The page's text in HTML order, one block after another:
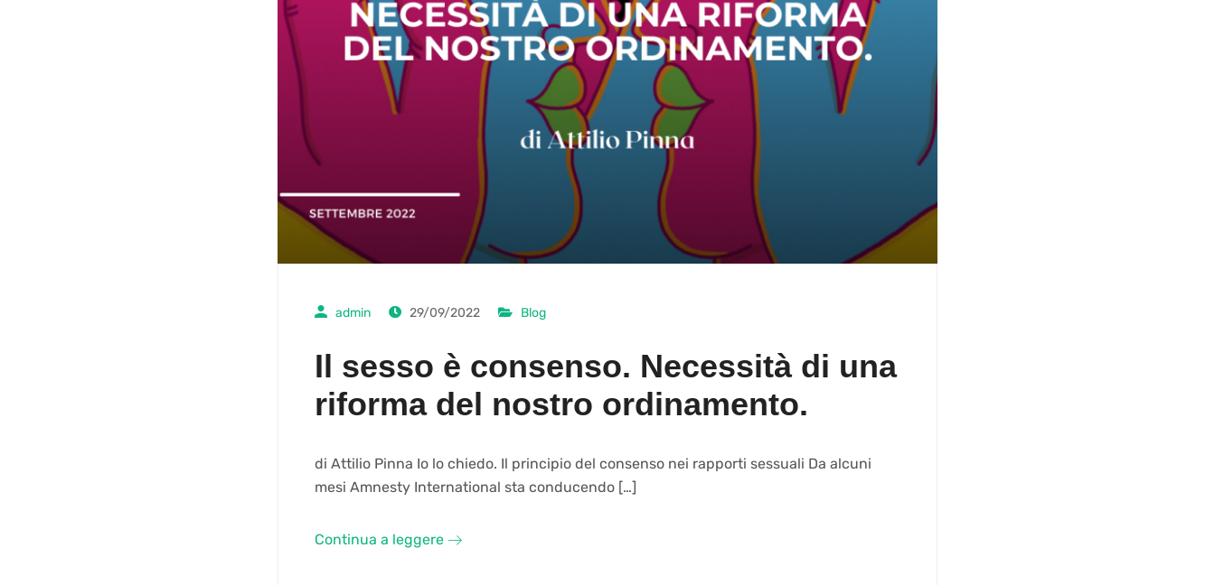
admin 29/09/2022 Blog
Il sesso è consenso. Necessità di una
riforma del nostro ordinamento.
di Attilio Pinna Io lo chiedo. Il principio del consenso nei rapporti sessuali Da alcuni
mesi Amnesty International sta conducendo […]
Continua a leggere